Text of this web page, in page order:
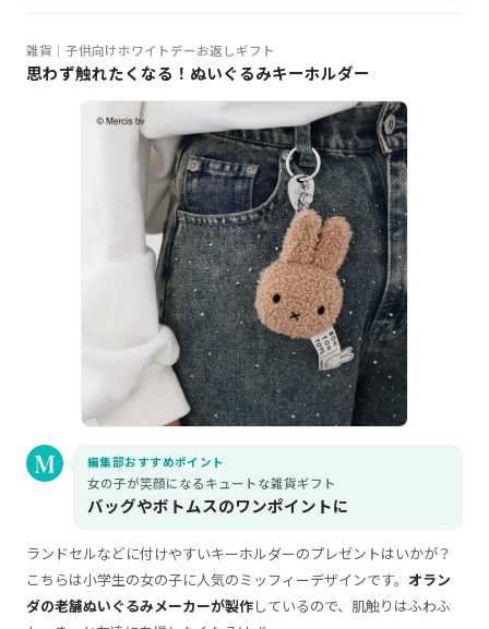
雑貨｜子供向けホワイトデーお返しギフト
思わず触れたくなる！ぬいぐるみキーホルダー
編集部おすすめポイント
女の子が笑顔になるキュートな雑貨ギフト
バッグやボトムスのワンポイントに
ランドセルなどに付けやすいキーホルダーのプレゼントはいかが？
こちらは小学生の女の子に人気のミッフィーデザインです。 オラン
ダの老舗ぬいぐるみメーカーが製作しているので、肌触りはふわふ